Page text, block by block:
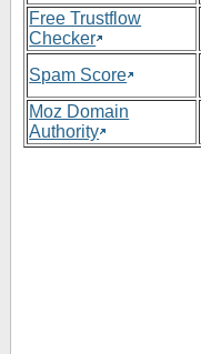
Free Trustflow
Checker
Spam Score
Moz Domain
Authority